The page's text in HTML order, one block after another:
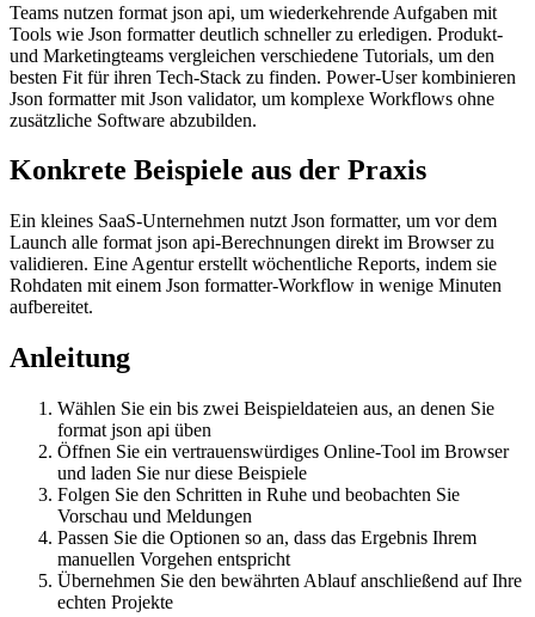
Teams nutzen format json api, um wiederkehrende Aufgaben mit
Tools wie Json formatter deutlich schneller zu erledigen. Produkt-
und Marketingteams vergleichen verschiedene Tutorials, um den
besten Fit für ihren Tech-Stack zu finden. Power-User kombinieren
Json formatter mit Json validator, um komplexe Workflows ohne
zusätzliche Software abzubilden.
Konkrete Beispiele aus der Praxis
Ein kleines SaaS-Unternehmen nutzt Json formatter, um vor dem
Launch alle format json api-Berechnungen direkt im Browser zu
validieren. Eine Agentur erstellt wöchentliche Reports, indem sie
Rohdaten mit einem Json formatter-Workflow in wenige Minuten
aufbereitet.
Anleitung
Wählen Sie ein bis zwei Beispieldateien aus, an denen Sie
format json api üben
Öffnen Sie ein vertrauenswürdiges Online‑Tool im Browser
und laden Sie nur diese Beispiele
Folgen Sie den Schritten in Ruhe und beobachten Sie
Vorschau und Meldungen
Passen Sie die Optionen so an, dass das Ergebnis Ihrem
manuellen Vorgehen entspricht
Übernehmen Sie den bewährten Ablauf anschließend auf Ihre
echten Projekte